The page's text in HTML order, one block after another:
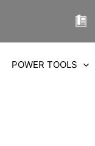
POWER TOOLS